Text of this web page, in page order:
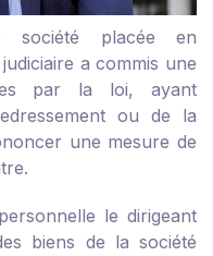
société placée en
a commis une
par la loi, ayant
ou de la
une mesure de
le dirigeant
biens de la société